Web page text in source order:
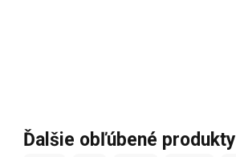
Ďalšie obľúbené produkty